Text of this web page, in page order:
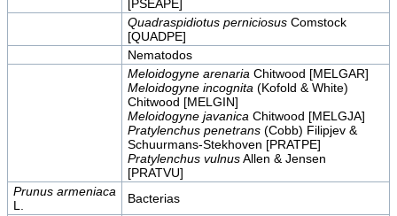
[PSEAPE]
Quadraspidiotus perniciosusComstock
[QUADPE]
Nematodos
Meloidogyne arenaria Chitwood [MELGAR]
Meloidogyne incognita (Kofold & White)
Chitwood [MELGIN]
Meloidogyne javanica Chitwood [MELGJA]
Pratylenchus penetrans(Cobb) Filipjev &
Schuurmans-Stekhoven [PRATPE]
Pratylenchus vulnusAllen & Jensen
[PRATVU]
Prunus armeniaca
L.
Bacterias